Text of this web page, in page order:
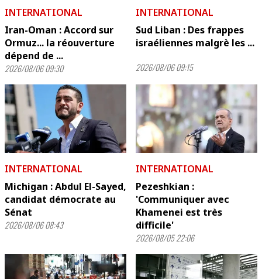
INTERNATIONAL
Iran-Oman : Accord sur
Ormuz... la réouverture
dépend de ...
2026/08/06 09:30
INTERNATIONAL
Sud Liban : Des frappes
israéliennes malgrè les ...
2026/08/06 09:15
INTERNATIONAL
Michigan : Abdul El-Sayed,
candidat démocrate au
Sénat
2026/08/06 08:43
INTERNATIONAL
Pezeshkian :
'Communiquer avec
Khamenei est très
difficile'
2026/08/05 22:06